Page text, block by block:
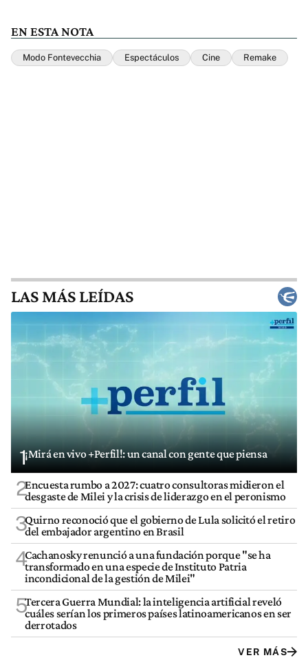
EN ESTA NOTA
Modo Fontevecchia Espectáculos Cine Remake
LAS MÁS LEÍDAS
1¡Mirá en vivo +Perfil!: un canal con gente que piensa
2Encuesta rumbo a 2027: cuatro consultoras midieron el
desgaste de Milei y la crisis de liderazgo en el peronismo
3Quirno reconoció que el gobierno de Lula solicitó el retiro
del embajador argentino en Brasil
4Cachanosky renunció a una fundación porque "se ha
transformado en una especie de Instituto Patria
incondicional de la gestión de Milei"
5Tercera Guerra Mundial: la inteligencia artificial reveló
cuáles serían los primeros países latinoamericanos en ser
derrotados
VER MÁS